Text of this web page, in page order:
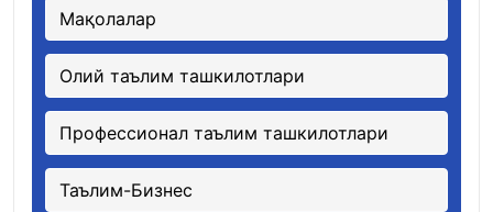
Мақолалар
Олий таълим ташкилотлари
Профессионал таълим ташкилотлари
Таълим-Бизнес